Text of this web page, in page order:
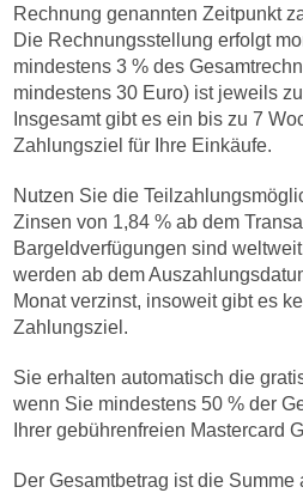
Rechnung genannten Zeitpunkt
Die Rechnungsstellung erfolgt
mindestens 3 % des
mindestens 30 Euro) ist jeweils
Insgesamt gibt es ein bis zu 7
Zahlungsziel für Ihre Einkäufe.
Nutzen Sie die
Zinsen von 1,84 % ab dem
Bargeldverfügungen sind
werden ab dem
Monat verzinst, insoweit gibt es
Zahlungsziel.
Sie erhalten automatisch die
wenn Sie mindestens 50 % der
Ihrer gebührenfreien Mastercard
Der Gesamtbetrag ist die Summe